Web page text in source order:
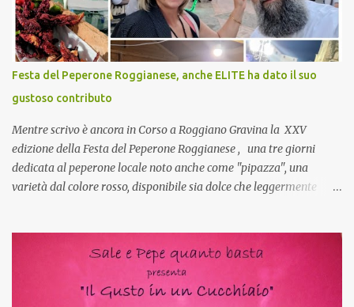
mie capi! CoCo : Pranzo aziendale? Una bella idea! Cuocapercaso :
si, è un modo per riunirsi tutti a fine anno e tirare le somme…
naturalmente mangiando tutti insieme, con grande convivialità!
CoCo : è naturale il cibo, come sappiamo bene, funziona spesso da
collante e anche nel lavoro riesce a creare spesso l’ambiente
favorevole per molte belle opportunità, non trovi? Cuocapercaso :
Si, concordo! …addirittura si dice...
Festa del Peperone Roggianese, anche ELITE ha dato il suo
gustoso contributo
Mentre scrivo è ancora in Corso a Roggiano Gravina la XXV
edizione della Festa del Peperone Roggianese , una tre giorni
dedicata al peperone locale noto anche come "pipazza", una
varietà dal colore rosso, disponibile sia dolce che leggermente
(Pat) della Calabria. Un ingrediente versatile in cucina, utilizzato
fresco o essiccato in ricette della tradizione o in piatti innovativi.
Durante la prima serata dell'evento abbiamo avuto prova della
versatilità di questo ingrediente durante il "2° Concorso